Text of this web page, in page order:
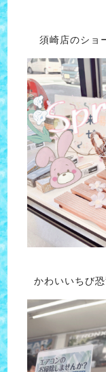
須崎店のショ
かわいいちび